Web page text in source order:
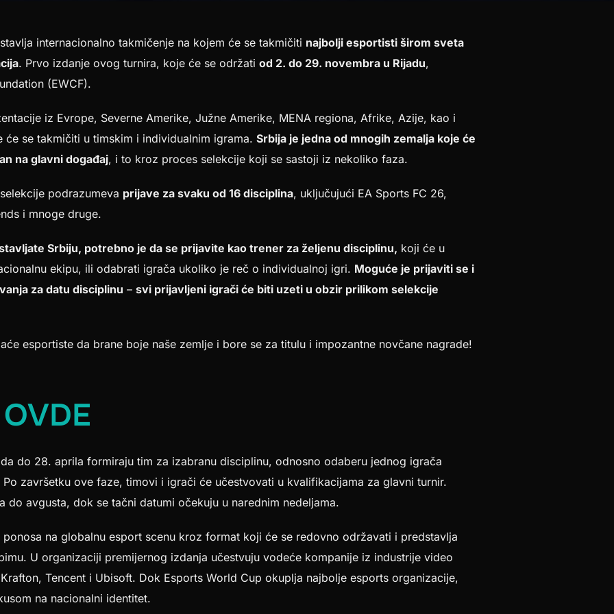
internacionalno takmičenje na kojem će se takmičiti najbolji esportisti širom sveta
. Prvo izdanje ovog turnira, koje će se održati od 2. do 29. novembra u Rijadu,
(EWCF).
iz Evrope, Severne Amerike, Južne Amerike, MENA regiona, Afrike, Azije, kao i
se takmičiti u timskim i individualnim igrama. Srbija je jedna od mnogih zemalja koje će
na glavni događaj, i to kroz proces selekcije koji se sastoji iz nekoliko faza.
podrazumeva prijave za svaku od 16 disciplina, uključujući EA Sports FC 26,
i mnoge druge.
Srbiju, potrebno je da se prijavite kao trener za željenu disciplinu, koji će u
ekipu, ili odabrati igrača ukoliko je reč o individualnoj igri. Moguće je prijaviti se i
za datu disciplinu – svi prijavljeni igrači će biti uzeti u obzir prilikom selekcije
esportiste da brane boje naše zemlje i bore se za titulu i impozantne novčane nagrade!
do 28. aprila formiraju tim za izabranu disciplinu, odnosno odaberu jednog igrača
završetku ove faze, timovi i igrači će učestvovati u kvalifikacijama za glavni turnir.
do avgusta, dok se tačni datumi očekuju u narednim nedeljama.
na globalnu esport scenu kroz format koji će se redovno održavati i predstavlja
U organizaciji premijernog izdanja učestvuju vodeće kompanije iz industrije video
Tencent i Ubisoft. Dok Esports World Cup okuplja najbolje esports organizacije,
na nacionalni identitet.